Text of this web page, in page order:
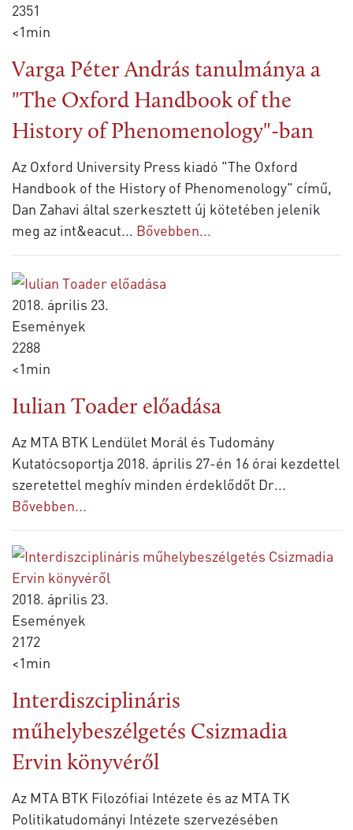
2351
<1min
Varga Péter András tanulmánya a
"The Oxford Handbook of the
History of Phenomenology"-ban
Az Oxford University Press kiadó "The Oxford
Handbook of the History of Phenomenology" című,
Dan Zahavi által szerkesztett új kötetében jelenik
meg az int&eacut... Bővebben...
2018. április 23.
Események
2288
<1min
Iulian Toader előadása
Az MTA BTK Lendület Morál és Tudomány
Kutatócsoportja 2018. április 27-én 16 órai kezdettel
szeretettel meghív minden érdeklődőt Dr...
Bővebben...
2018. április 23.
Események
2172
<1min
Interdiszciplináris
műhelybeszélgetés Csizmadia
Ervin könyvéről
Az MTA BTK Filozófiai Intézete és az MTA TK
Politikatudományi Intézete szervezésében